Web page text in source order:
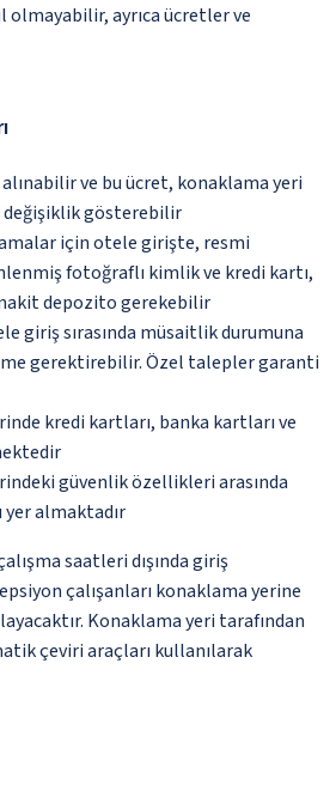
ayrıca ücretler ve
ve bu ücret, konaklama yeri
değişiklik gösterebilir
için otele girişte, resmi
fotoğraflı kimlik ve kredi kartı,
depozito gerekebilir
giriş sırasında müsaitlik durumuna
gerektirebilir. Özel talepler garanti
kredi kartları, banka kartları ve
güvenlik özellikleri arasında
yer almaktadır
saatleri dışında giriş
çalışanları konaklama yerine
Konaklama yeri tarafından
çeviri araçları kullanılarak